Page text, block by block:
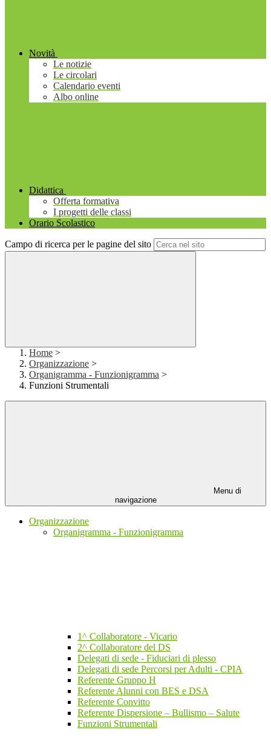
Novità
Le notizie
Le circolari
Calendario eventi
Albo online
Didattica
Offerta formativa
I progetti delle classi
Orario Scolastico
Campo di ricerca per le pagine del sito
Home >
Organizzazione >
Organigramma - Funzionigramma >
Funzioni Strumentali
Menu di
navigazione
Organizzazione
Organigramma - Funzionigramma
1^ Collaboratore - Vicario
2^ Collaboratore del DS
Delegati di sede - Fiduciari di plesso
Delegati di sede Percorsi per Adulti - CPIA
Referente Gruppo H
Referente Alunni con BES e DSA
Referente Convitto
Referente Dispersione – Bullismo – Salute
Funzioni Strumentali